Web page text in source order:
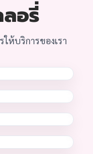
อรี่
ห้บริการของเรา